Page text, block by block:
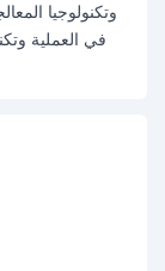
وتكنولوجيا
في العملية